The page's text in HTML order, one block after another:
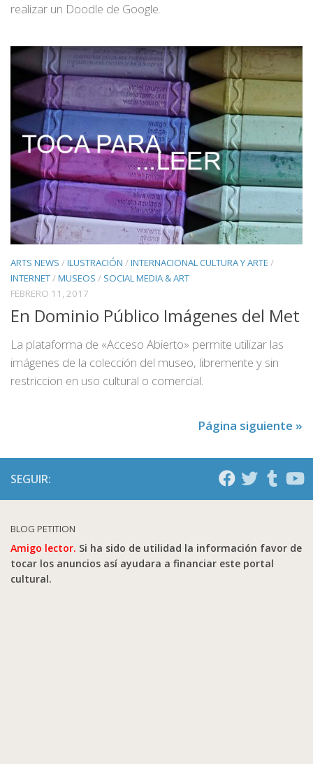
realizar un Doodle de Google.
ARTS NEWS /ILUSTRACIÓN /INTERNACIONAL CULTURA Y ARTE /
INTERNET/MUSEOS / SOCIAL MEDIA & ART
FEBRERO 11, 2017
En Dominio Público Imágenes del Met
La plataforma de «Acceso Abierto» permite utilizar las
imágenes de la colección del museo, libremente y sin
restriccion en uso cultural o comercial.
Página siguiente »
SEGUIR:
BLOG PETITION
Amigo lector. Si ha sido de utilidad la información favor de
tocar los anuncios así ayudara a financiar este portal
cultural.